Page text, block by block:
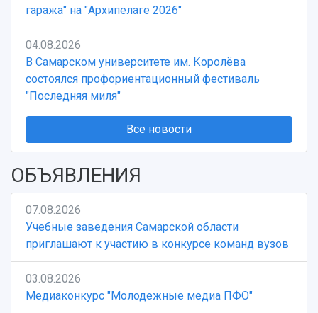
Учебный аэродром
Ботанический сад
Умный дом бабочек
Международный межвузовский кампус
Сведения об образовательной организации
Официальные документы
гаража" на "Архипелаге 2026"
04.08.2026
В Самарском университете им. Королёва
состоялся профориентационный фестиваль
"Последняя миля"
Все новости
ОБЪЯВЛЕНИЯ
07.08.2026
Учебные заведения Самарской области
приглашают к участию в конкурсе команд вузов
03.08.2026
Медиаконкурс "Молодежные медиа ПФО"